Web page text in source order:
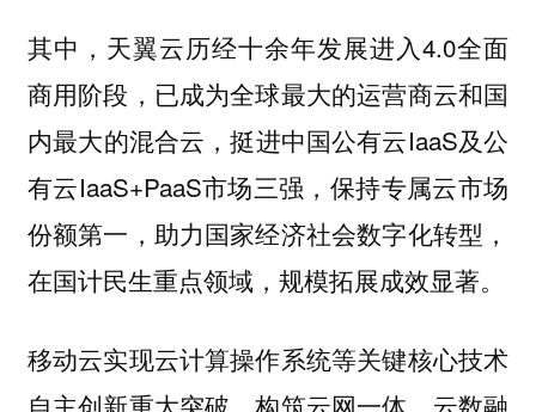
其中，天翼云历经十余年发展进入4.0全面
商用阶段，已成为全球最大的运营商云和国
内最大的混合云，挺进中国公有云IaaS及公
有云IaaS+PaaS市场三强，保持专属云市场
份额第一，助力国家经济社会数字化转型，
在国计民生重点领域，规模拓展成效显著。
移动云实现云计算操作系统等关键核心技术